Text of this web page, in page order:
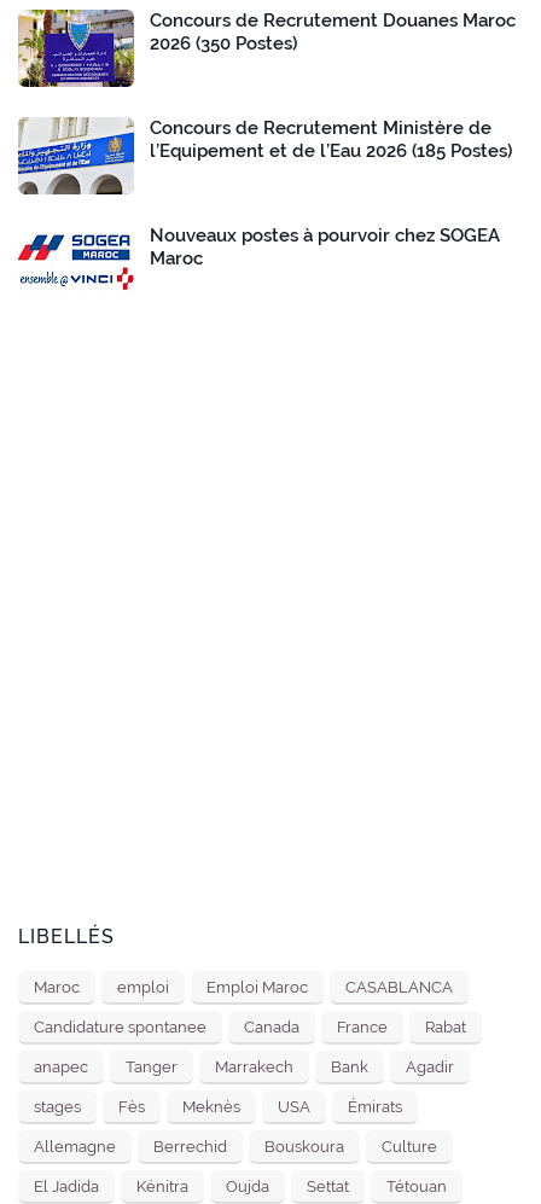
Concours de Recrutement Douanes Maroc
2026 (350 Postes)
Concours de Recrutement Ministère de
l’Equipement et de l’Eau 2026 (185 Postes)
Nouveaux postes à pourvoir chez SOGEA
Maroc
LIBELLÉS
Maroc emploi Emploi Maroc CASABLANCA
Candidature spontanee Canada France Rabat
anapec Tanger Marrakech Bank Agadir
stages Fès Meknès USA Émirats
Allemagne Berrechid Bouskoura Culture
El Jadida Kénitra Oujda Settat Tétouan